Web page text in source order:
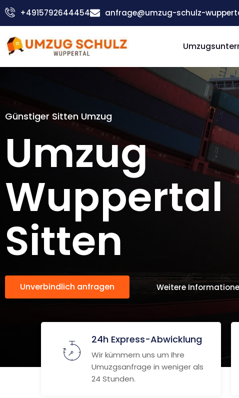
Zum
Inhalt
+4915792644454 anfrage@umzug-schulz-
Günstiger Sitten Umzug
Umzug
Wuppertal
Sitten
Unverbindlich anfragen Weitere
24h Express-Abwicklung
Wir kümmern uns um Ihre
Umuzgsanfrage in weniger als
24 Stunden.